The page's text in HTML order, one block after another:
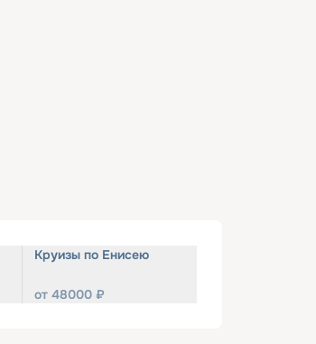
Круизы по Енисею
от 48000 ₽